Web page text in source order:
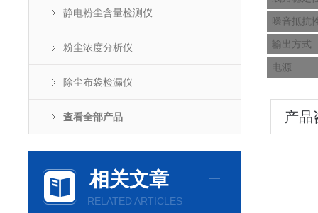
静电粉尘含量检测仪
粉尘浓度分析仪
除尘布袋检漏仪
查看全部产品
相关文章
RELATED ARTICLES
噪音抵抗
输出方式
电源
产品